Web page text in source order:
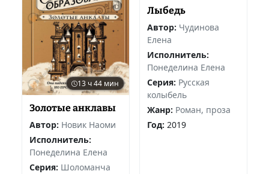
13 ч 44 мин
Золотые анклавы
Автор: Новик Наоми
Исполнитель:
Понеделина Елена
Серия: Шоломанча
Лыбедь
Автор: Чудинова
Елена
Исполнитель:
Понеделина Елена
Серия: Русская
колыбель
Жанр: Роман, проза
Год: 2019